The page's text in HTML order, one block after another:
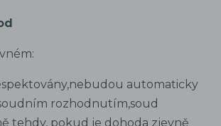
automaticky
rozhodnutím,soud
tehdy, pokud je dohoda zjevně